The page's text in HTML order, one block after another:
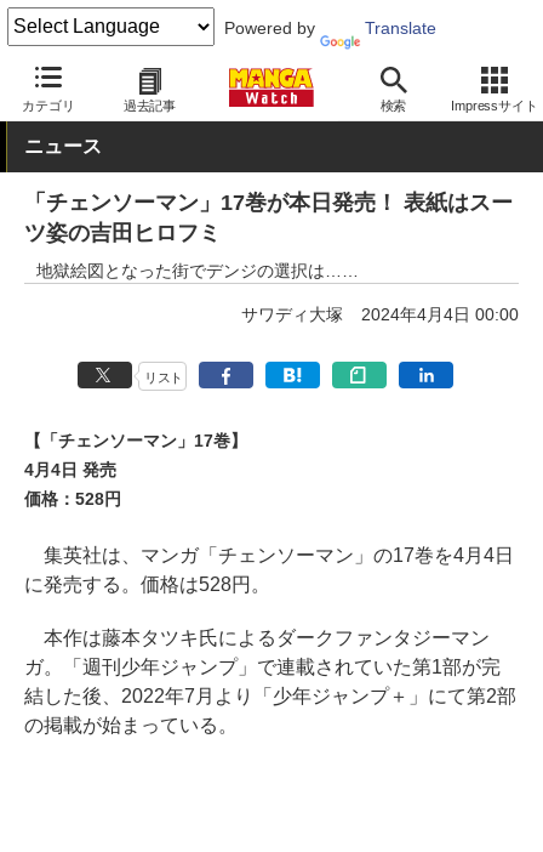
Powered by Translate
カテゴリ 過去記事 検索 Impressサイト
MANGA Watch 少年 チェンソーマン
ニュース
「チェンソーマン」17巻が本日発売！ 表紙はスー
ツ姿の吉田ヒロフミ
地獄絵図となった街でデンジの選択は……
サワディ大塚 2024年4月4日 00:00
リスト
【「チェンソーマン」17巻】
4月4日 発売
価格：528円
集英社は、マンガ「チェンソーマン」の17巻を4月4日
に発売する。価格は528円。
本作は藤本タツキ氏によるダークファンタジーマン
ガ。「週刊少年ジャンプ」で連載されていた第1部が完
結した後、2022年7月より「少年ジャンプ＋」にて第2部
の掲載が始まっている。